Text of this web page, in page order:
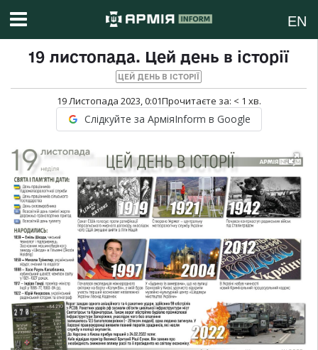
EN
19 листопада. Цей день в історії
ЦЕЙ ДЕНЬ В ІСТОРІЇ
19 Листопада 2023, 0:01Прочитаєте за: < 1 хв.
Слідкуйте за АрміяInform в Google